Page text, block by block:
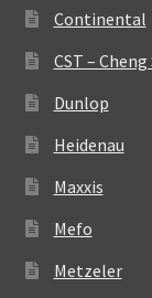
Continental
CST – Cheng
Dunlop
Heidenau
Maxxis
Mefo
Metzeler